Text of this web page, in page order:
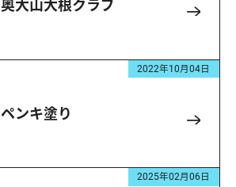
奥大山大根クラブ
2022年10月04日
ペンキ塗り
2025年02月06日